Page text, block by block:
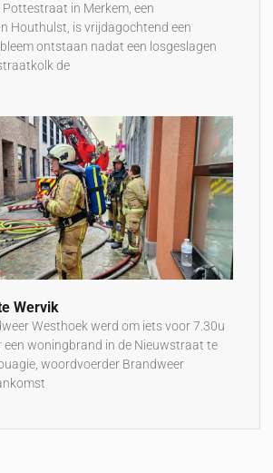
Pottestraat in Merkem, een
Houthulst, is vrijdagochtend een
ontstaan nadat een losgeslagen
de
Wervik
Westhoek werd om iets voor 7.30u
een woningbrand in de Nieuwstraat te
woordvoerder Brandweer